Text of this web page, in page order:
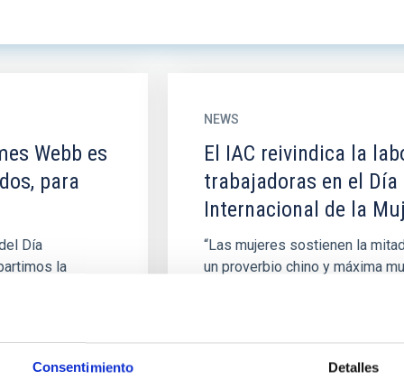
Consentimiento Detalles
Webb es
para
Día
la
Vila,
del...
NEWS
El IAC reivindica la
trabajadoras en el Día
Internacional de la
“Las mujeres sostienen la
un proverbio chino y máxima